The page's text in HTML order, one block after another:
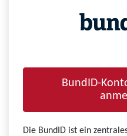
BundID-
Die BundID ist ein